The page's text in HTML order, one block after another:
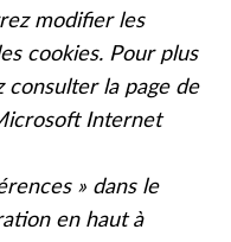
modifier les
cookies. Pour plus
consulter la page de
Internet
» dans le
en haut à